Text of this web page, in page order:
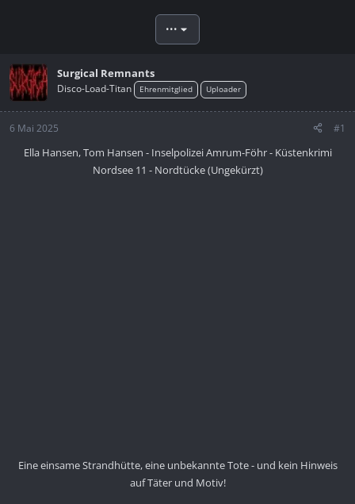
e
r
a
m
•••
Surgical Remnants
Disco-Load-Titan Ehrenmitglied Uploader
6 Mai 2025 #1
Ella Hansen, Tom Hansen - Inselpolizei Amrum-Föhr - Küstenkrimi
Nordsee 11 - Nordtücke (Ungekürzt)
Eine einsame Strandhütte, eine unbekannte Tote - und kein Hinweis
auf Täter und Motiv!